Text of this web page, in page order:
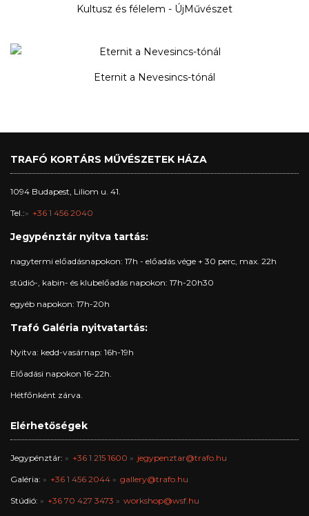
Kultusz és félelem - ÚjMűvészet
Eternit a Nevesincs-tónál
TRAFÓ KORTÁRS MŰVÉSZETEK HÁZA
1094 Budapest, Liliom u. 41.
Tel.: +36 1 456 2040
Jegypénztár nyitva tartás:
nagytermi előadásnapokon: 17h - előadás vége + 30 perc, max. 22h
stúdió-, kabin- és klubelőadás napokon: 17h-20h30
egyéb napokon: 17h-20h
Trafó Galéria nyitvatartás:
Nyitva: kedd-vasárnap: 16h-19h
Előadási napokon 16-22h.
Hétfőnként zárva.
Elérhetőségek
Jegypénztár: +36 1 215 1600 jegypenztar@trafo.hu
Galéria: +36 1 456 2044 gallery@trafo.hu
Stúdió: +36 70 427 3473 workshop@wsf.hu